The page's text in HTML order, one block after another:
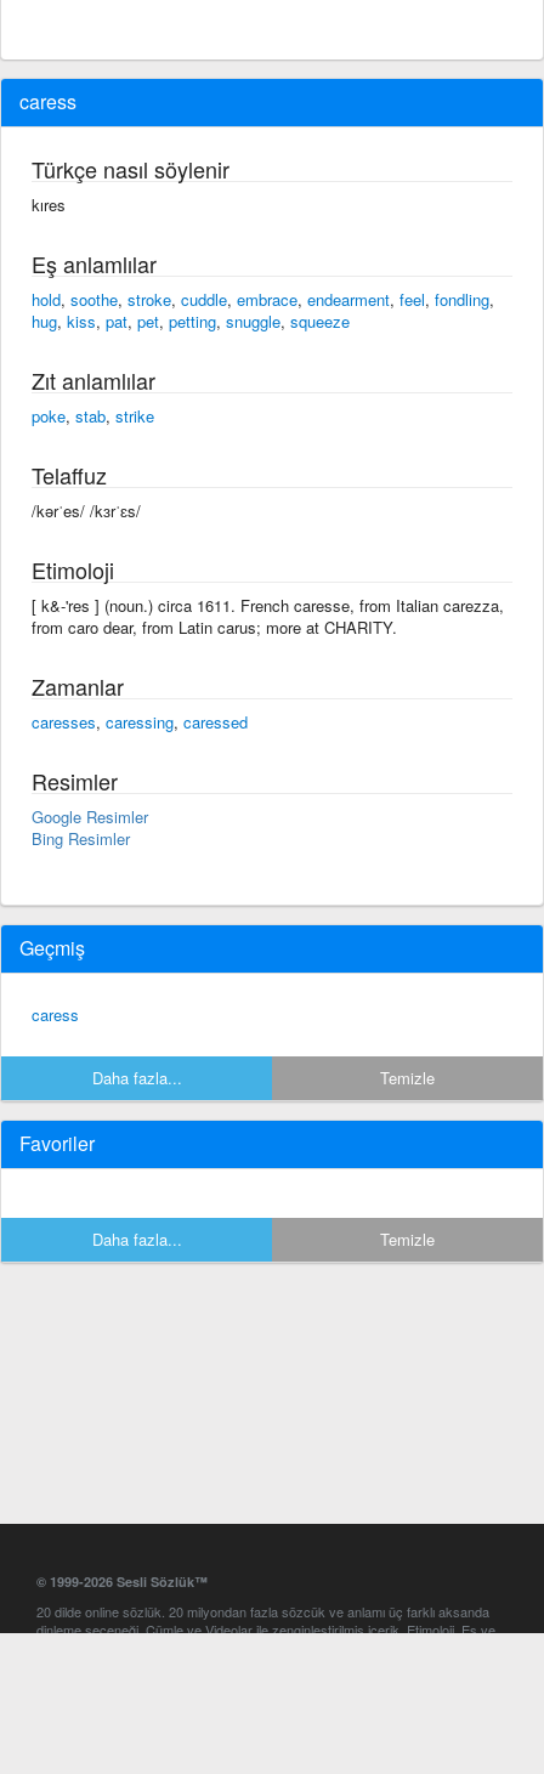
caress
Türkçe nasıl söylenir
kıres
Eş anlamlılar
hold, soothe, stroke, cuddle, embrace, endearment, feel, fondling,
hug, kiss, pat, pet, petting, snuggle, squeeze
Zıt anlamlılar
poke, stab, strike
Telaffuz
/kərˈes/ /kɜrˈɛs/
Etimoloji
[ k&-'res ] (noun.) circa 1611. French caresse, from Italian carezza,
from caro dear, from Latin carus; more at CHARITY.
Zamanlar
caresses, caressing, caressed
Resimler
Google Resimler
Bing Resimler
Geçmiş
caress
Daha fazla... Temizle
Favoriler
Daha fazla... Temizle
© 1999-2026 Sesli Sözlük™
20 dilde online sözlük. 20 milyondan fazla sözcük ve anlamı üç farklı aksanda
dinleme seçeneği. Cümle ve Videolar ile zenginleştirilmiş içerik. Etimoloji, Eş ve